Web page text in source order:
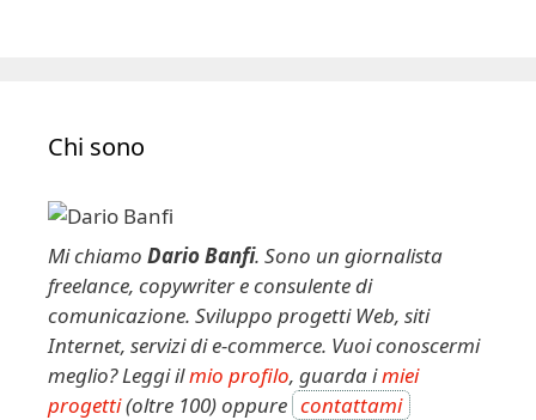
Chi sono
Mi chiamo Dario Banfi. Sono un giornalista
freelance, copywriter e consulente di
comunicazione. Sviluppo progetti Web, siti
Internet, servizi di e-commerce. Vuoi conoscermi
meglio? Leggi ilmio profilo, guarda imiei
progetti(oltre 100) oppure contattami